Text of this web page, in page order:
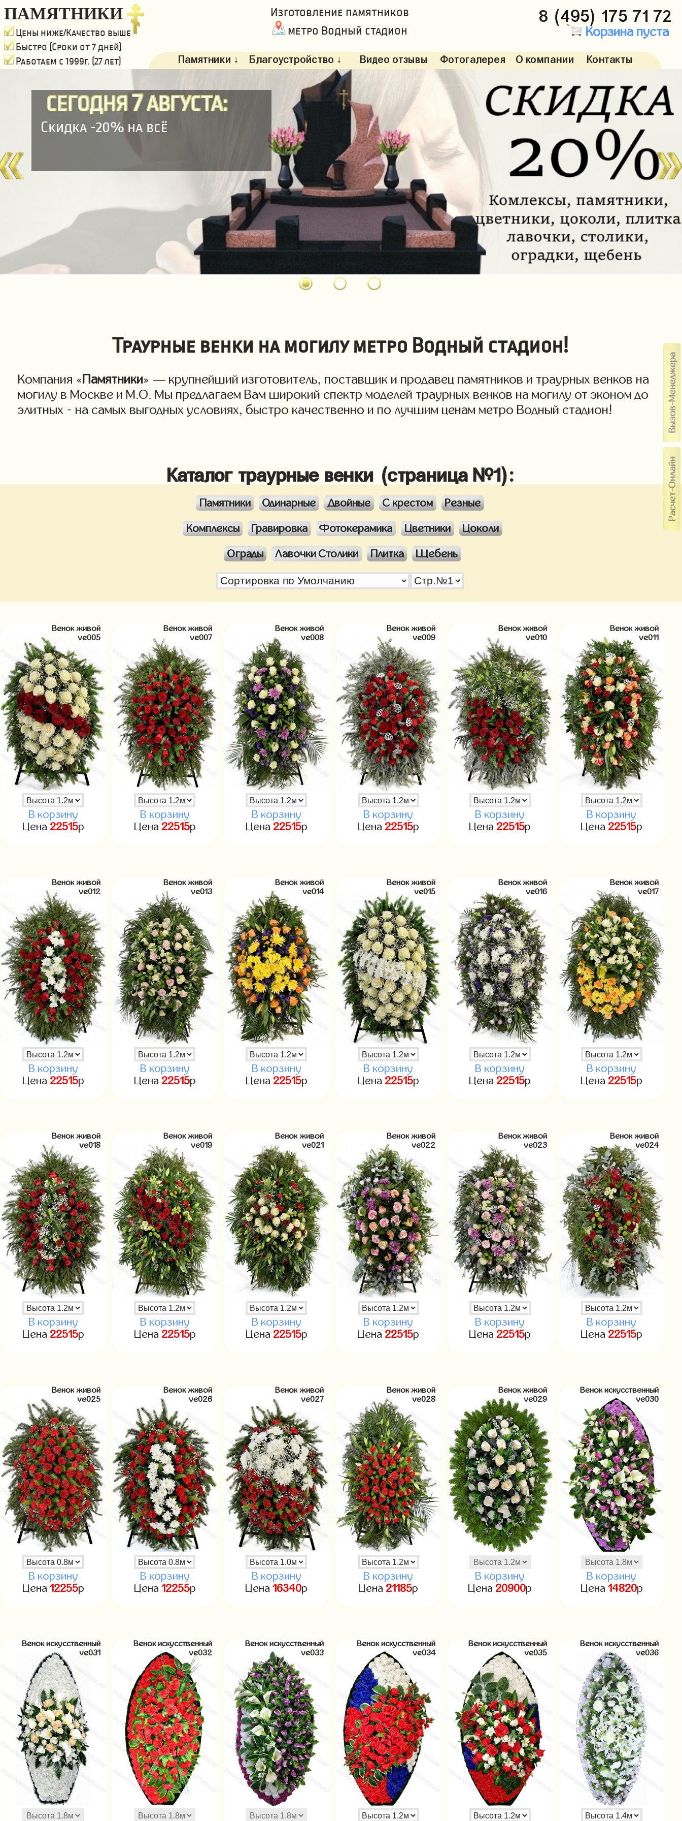
ПАМЯТНИКИ
Цены ниже/Качество выше
Быстро (Сроки от 7 дней)
Работаем с 1999г. (27 лет)
Изготовление памятников
метро Водный стадион
8 (495) 175 71 72
Корзина пуста
Памятники ↓ Благоустройство ↓ Видео отзывы Фотогалерея О компании Контакты
СЕГОДНЯ7АВГУСТА:
Скидка -20% на всё
Траурные венки на могилу метро Водный стадион!
Компания « Памятники» — крупнейший изготовитель, поставщик и продавец памятников и траурных венков на
могилу в Москве и М.О. Мы предлагаем Вам широкий спектр моделей траурных венков на могилу от эконом до
элитных - на самых выгодных условиях, быстро качественно и по лучшим ценам метро Водный стадион!
Каталог траурные венки (страница №1):
Памятники Одинарные Двойные С крестом Резные
Комплексы Гравировка Фотокерамика Цветники Цоколи
Ограды Лавочки Столики Плитка Щебень
Венок живой
ve005
В корзину
Цена 22515р
Венок живой
ve007
В корзину
Цена 22515р
Венок живой
ve008
В корзину
Цена 22515р
Венок живой
ve009
В корзину
Цена 22515р
Венок живой
ve010
В корзину
Цена 22515р
Венок живой
ve011
В корзину
Цена 22515р
Венок живой
ve012
В корзину
Цена 22515р
Венок живой
ve013
В корзину
Цена 22515р
Венок живой
ve014
В корзину
Цена 22515р
Венок живой
ve015
В корзину
Цена 22515р
Венок живой
ve016
В корзину
Цена 22515р
Венок живой
ve017
В корзину
Цена 22515р
Венок живой
ve018
В корзину
Цена 22515р
Венок живой
ve019
В корзину
Цена 22515р
Венок живой
ve021
В корзину
Цена 22515р
Венок живой
ve022
В корзину
Цена 22515р
Венок живой
ve023
В корзину
Цена 22515р
Венок живой
ve024
В корзину
Цена 22515р
Венок живой
ve025
В корзину
Цена 12255р
Венок живой
ve026
В корзину
Цена 12255р
Венок живой
ve027
В корзину
Цена16340р
Венок живой
ve028
В корзину
Цена 21185р
Венок живой
ve029
В корзину
Цена 20900р
Венок искусственный
ve030
В корзину
Цена 14820р
Венок искусственный
ve031
Венок искусственный
ve032
Венок искусственный
ve033
Венок искусственный
ve034
Венок искусственный
ve035
Венок искусственный
ve036